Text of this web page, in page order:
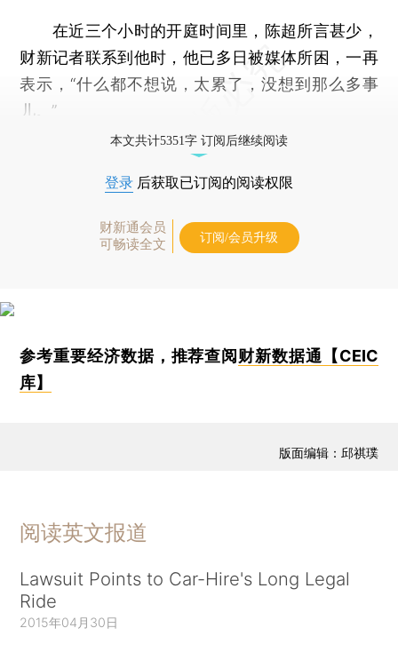
在近三个小时的开庭时间里，陈超所言甚少，
财新记者联系到他时，他已多日被媒体所困，一再
表示，“什么都不想说，太累了，没想到那么多事
儿。”
本文共计5351字 订阅后继续阅读
登录 后获取已订阅的阅读权限
财新通会员
可畅读全文
订阅/会员升级
参考重要经济数据，推荐查阅财新数据通【CEIC
库】
版面编辑：邱祺璞
阅读英文报道
Lawsuit Points to Car-Hire's Long Legal
Ride
2015年04月30日